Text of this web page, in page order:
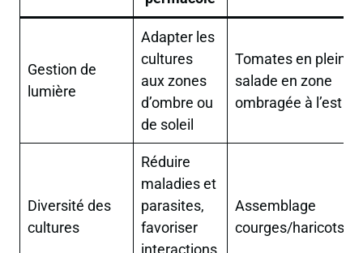
Gestion de
lumière
Adapter les
cultures
aux zones
d’ombre ou
de soleil
Tomates en plein
salade en zone
ombragée à l’est
Diversité des
cultures
Réduire
maladies et
parasites,
favoriser
interactions
Assemblage
courges/haricots/